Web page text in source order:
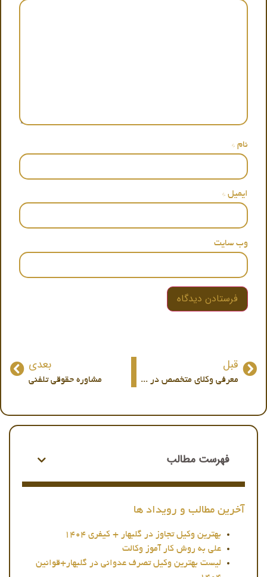
نام *
ایمیل *
وب‌ سایت
قبل
معرفی وکلای متخصص در ۱۲ استان ایران
بعدی
مشاوره حقوقی تلفنی
فهرست مطالب
آخرین مطالب و رویداد ها
بهترین وکیل تجاوز در گلبهار + کیفری 1404
علی به روش کار آموز وکالت
لیست بهترین وکیل تصرف عدوانی در گلبهار+قوانین